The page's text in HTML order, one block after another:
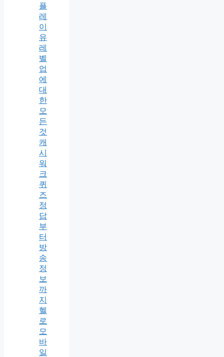
플
레
이
유
레
벨
업
에
대
한
모
든
것
캐
시
워
크
퀴
즈
정
답
부
터
방
송
정
보
까
지
헬
로
모
바
일